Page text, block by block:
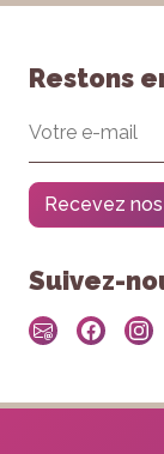
Restons
Recevez
Suivez-